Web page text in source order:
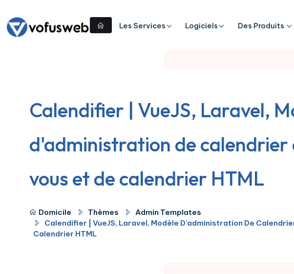
Les Services Logiciels Des Produits
Calendifier | VueJS, Laravel,
d'administration de calendrier
vous et de calendrier HTML
Domicile Thèmes
Admin Templates
Calendifier | VueJS, Laravel, Modèle D'administration De
Calendrier HTML